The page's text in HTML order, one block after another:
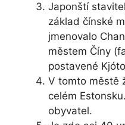
Japonští
základ čínské
jmenovalo
městem Číny
postavené
V tomto městě
celém
obyvatel.